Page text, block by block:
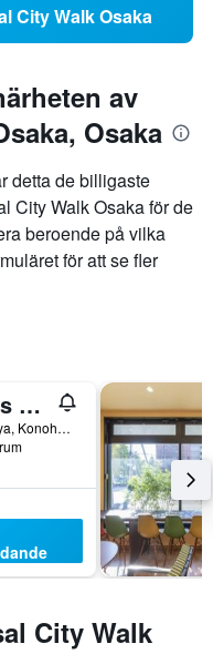
City Walk Osaka
av
Osaka
detta de billigaste
City Walk Osaka för de
beroende på vilka
för att se fler
J-Hoppers Osaka Universal
3-10-12, Shimaya, Konohana-ku, Osaka, Japan
City Walk